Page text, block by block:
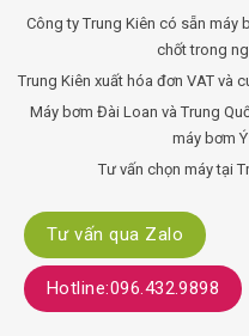
Tư vấn qua Zalo
Hotline:096.432.9898
Công ty Trung Kiên có sẵn máy
chốt trong
Trung Kiên xuất hóa đơn VAT và
Máy bơm Đài Loan và Trung
máy bơm
Tư vấn chọn máy tại